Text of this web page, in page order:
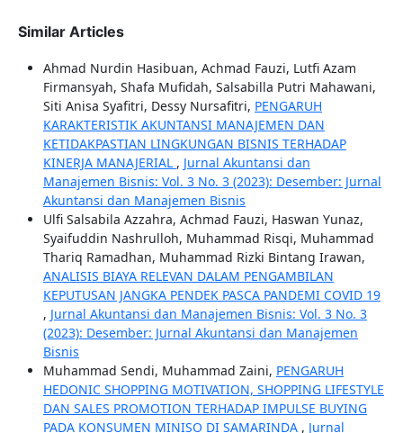
Similar Articles
Ahmad Nurdin Hasibuan, Achmad Fauzi, Lutfi Azam
Firmansyah, Shafa Mufidah, Salsabilla Putri Mahawani,
Siti Anisa Syafitri, Dessy Nursafitri, PENGARUH
KARAKTERISTIK AKUNTANSI MANAJEMEN DAN
KETIDAKPASTIAN LINGKUNGAN BISNIS TERHADAP
KINERJA MANAJERIAL , Jurnal Akuntansi dan
Manajemen Bisnis: Vol. 3 No. 3 (2023): Desember: Jurnal
Akuntansi dan Manajemen Bisnis
Ulfi Salsabila Azzahra, Achmad Fauzi, Haswan Yunaz,
Syaifuddin Nashrulloh, Muhammad Risqi, Muhammad
Thariq Ramadhan, Muhammad Rizki Bintang Irawan,
ANALISIS BIAYA RELEVAN DALAM PENGAMBILAN
KEPUTUSAN JANGKA PENDEK PASCA PANDEMI COVID 19
, Jurnal Akuntansi dan Manajemen Bisnis: Vol. 3 No. 3
(2023): Desember: Jurnal Akuntansi dan Manajemen
Bisnis
Muhammad Sendi, Muhammad Zaini, PENGARUH
HEDONIC SHOPPING MOTIVATION, SHOPPING LIFESTYLE
DAN SALES PROMOTION TERHADAP IMPULSE BUYING
PADA KONSUMEN MINISO DI SAMARINDA , Jurnal